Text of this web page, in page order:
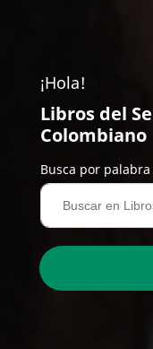
¡Hola!
Libros del
Colombiano
Busca por